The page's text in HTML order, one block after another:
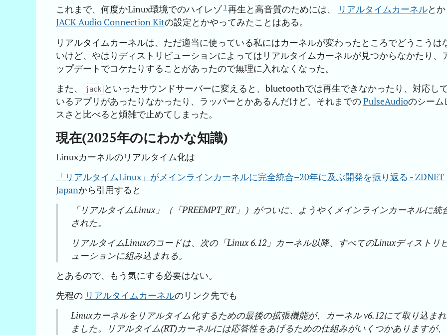
これまで、何度かLinux環境でのハイレゾ 1再生と高音質のためには、 リアルタイムカーネルとか
JACK Audio Connection Kitの設定とかやってみたことはある。
リアルタイムカーネルは、ただ適当に使っている私にはカーネルが変わったところでどうこうは
いけど、やはりディストリビューションによってはリアルタイムカーネルが見つからなかたり、
ップデートでコケたりすることがあったので無理に入れなくなった。
また、
jack といったサウンドサーバーに変えると、bluetoothでは再生できなかったり、対応して
いるアプリがあったりなかったり、ラッパーとかあるんだけど、それまでのPulseAudioのシーム
スさと比べると煩雑で止めてしまった。
現在(2025年のにわかな知識)
Linuxカーネルのリアルタイム化は
「リアルタイムLinux」がメインラインカーネルに完全統合–20年に及ぶ開発を振り返る - ZDNET
Japanから引用すると
「リアルタイムLinux」（「PREEMPT_RT」）がついに、ようやくメインラインカーネルに統
された。
リアルタイムLinuxのコードは、次の「Linux 6.12」カーネル以降、すべてのLinuxディストリ
ューションに組み込まれる。
とあるので、もう気にする必要はない。
先程の リアルタイムカーネルのリンク先でも
Linuxカーネルをリアルタイム化するための最後の拡張機能が、カーネル v6.12にて取り込まれ
ました。リアルタイム(RT)カーネルには応答性をあげるための仕組みがいくつかありますが、